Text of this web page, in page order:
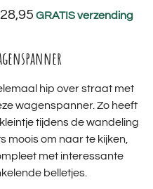
GRATIS verzending
hip over straat met
wagenspanner. Zo heeft
tijdens de wandeling
moois om naar te kijken,
met interessante
belletjes.